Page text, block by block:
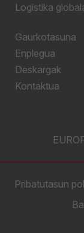
Logistika
Gaurkotasuna
Enplegua
Deskargak
Kontaktua
Pribatutasun